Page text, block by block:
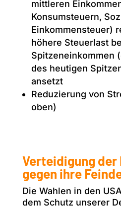
mittleren
Konsumsteuern,
Einkommensteuer)
höhere Steuerlast
Spitzeneinkommen
des heutigen
ansetzt
Reduzierung von
oben)
Verteidigung
gegen ihre
Die Wahlen in den
dem Schutz unserer